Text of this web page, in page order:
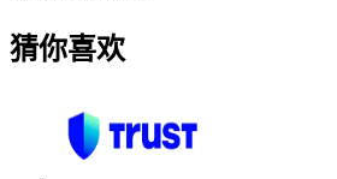
猜你喜欢